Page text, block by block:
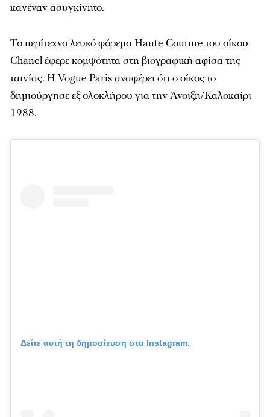
κανέναν ασυγκίνητο.
Το περίτεχνο λευκό φόρεμα Haute Couture του οίκου
Chanel έφερε κομψότητα στη βιογραφική αφίσα της
ταινίας. HVogue Parisαναφέρει ότι o οίκος το
δημιούργησε εξ ολοκλήρου για την Άνοιξη/Καλοκαίρι
1988.
Δείτε αυτή τη δημοσίευση στο Instagram.